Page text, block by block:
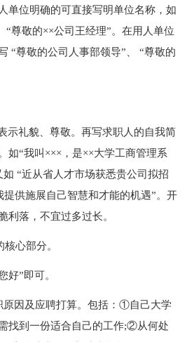
单位明确的可直接写明单位名称，如
“尊敬的××公司王经理”。在用人单位
“尊敬的公司人事部领导”、 “尊敬的
示礼貌、尊敬。再写求职人的自我简
如“我叫×××，是××大学工商管理系
“近从省人才市场获悉贵公司拟招
供施展自己智慧和才能的机遇”。开
利落，不宜过多过长。
核心部分。
好”即可。
原因及应聘打算。包括：①自己大学
找到一份适合自己的工作;②从何处